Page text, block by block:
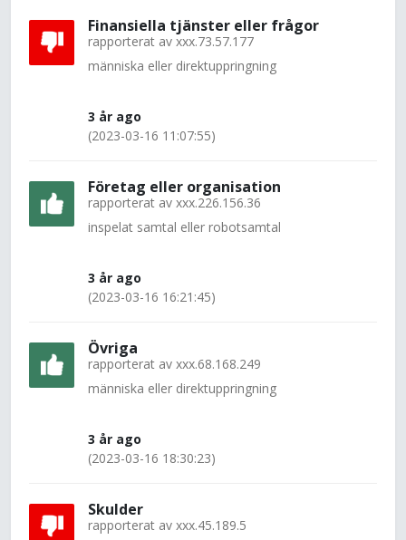
Finansiella tjänster eller frågor
rapporterat av xxx.73.57.177
människa eller direktuppringning
3 år ago
(2023-03-16 11:07:55)
Företag eller organisation
rapporterat av xxx.226.156.36
inspelat samtal eller robotsamtal
3 år ago
(2023-03-16 16:21:45)
Övriga
rapporterat av xxx.68.168.249
människa eller direktuppringning
3 år ago
(2023-03-16 18:30:23)
Skulder
rapporterat av xxx.45.189.5